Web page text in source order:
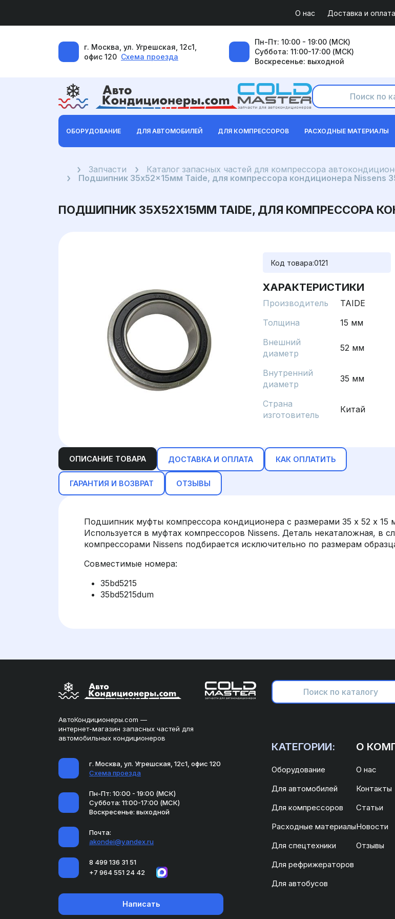
О нас Доставка и оплата
г. Москва, ул. Угрешская, 12с1,
офис 120 Схема проезда
Пн-Пт: 10:00 - 19:00 (МСК)
Суббота: 11:00-17:00 (МСК)
Воскресенье: выходной
ОБОРУДОВАНИЕ ДЛЯ АВТОМОБИЛЕЙ ДЛЯ КОМПРЕССОРОВ РАСХОДНЫЕ МАТЕРИАЛЫ
ГлавнаяЗапчасти Каталог запасных частей для компрессора
Подшипник 35x52x15мм Taide, для компрессора кондиционера Nissens
ПОДШИПНИК 35X52X15ММ TAIDE, ДЛЯ КОМПРЕССОРА
Код товара:0121
ХАРАКТЕРИСТИКИ
Производитель
TAIDE
Толщина
15 мм
Внешний
диаметр
52 мм
Внутренний
диаметр
35 мм
Страна
изготовитель
Китай
ОПИСАНИЕ ТОВАРА ДОСТАВКА И ОПЛАТА КАК ОПЛАТИТЬ
ГАРАНТИЯ И ВОЗВРАТ ОТЗЫВЫ
Подшипник муфты компрессора кондиционера с размерами 35 х 52 х 15
Используется в муфтах компрессоров Nissens. Деталь некаталожная, в
компрессорами Nissens подбирается исключительно по размерам
Совместимые номера:
35bd5215
35bd5215dum
АвтоКондиционеры.com —
интернет-магазин запасных частей для
автомобильных кондиционеров
г. Москва, ул. Угрешская, 12с1, офис 120
Схема проезда
Пн-Пт: 10:00 - 19:00 (МСК)
Суббота: 11:00-17:00 (МСК)
Воскресенье: выходной
Почта:
akondei@yandex.ru
8 499 136 31 51
+7 964 551 24 42
Написать
КАТЕГОРИИ:
Оборудование
Для автомобилей
Для компрессоров
Расходные материалы
Для спецтехники
Для рефрижераторов
Для автобусов
О
О нас
Контакты
Статьи
Новости
Отзывы